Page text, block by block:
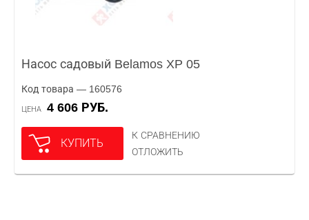
Насос садовый Belamos XP 05
Код товара — 160576
ЦЕНА 4 606 РУБ.
КУПИТЬ
К СРАВНЕНИЮ
ОТЛОЖИТЬ